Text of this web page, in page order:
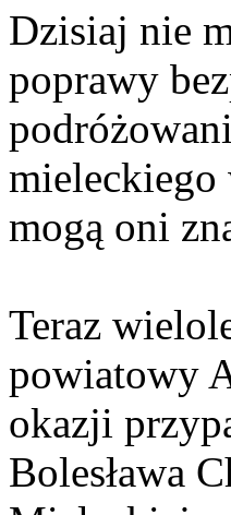
Dzisiaj nie
poprawy
mieleckiego
mogą oni
Teraz
powiatowy
okazji
Bolesława